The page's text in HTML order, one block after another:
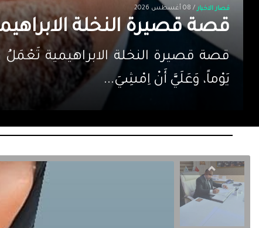
قصار الاخبار / 08 أغسطس 2026
قصة قصيرة النخلة
قصة قصيرة النخلة الابراهيمية تَعْمَلُ
يَوْماً، وَعَلَيَّ أَنْ اِمْشِيَ...